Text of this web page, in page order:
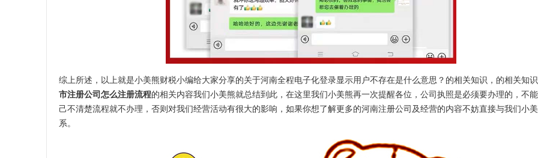
综上所述，以上就是小美熊财税小编给大家分享的关于河南全程电子化登录显示用户不存在是什么意思？的相关知识，的相关知
市注册公司怎么注册流程的相关内容我们小美熊就总结到此，在这里我们小美熊再一次提醒各位，公司执照是必须要办理的，不
己不清楚流程就不办理，否则对我们经营活动有很大的影响，如果你想了解更多的河南注册公司及经营的内容不妨直接与我们小
系。